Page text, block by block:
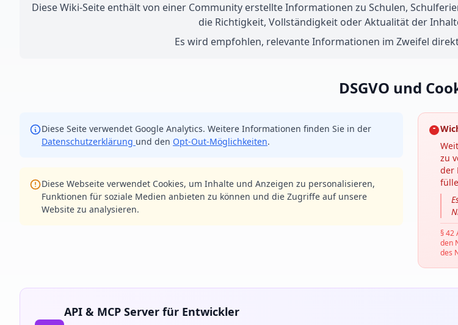
Diese Wiki-Seite enthält von einer Community erstellte Informationen zu Schulen,
die Richtigkeit, Vollständigkeit oder Aktualität der
Es wird empfohlen, relevante Informationen im Zweifel
DSGVO und
Diese Seite verwendet Google Analytics. Weitere Informationen finden Sie in der
Datenschutzerklärung und den Opt-Out-Möglichkeiten.
Diese Webseite verwendet Cookies, um Inhalte und Anzeigen zu personalisieren,
Funktionen für soziale Medien anbieten zu können und die Zugriffe auf unsere
Website zu analysieren.
zu
der
§ 42
den
des
API & MCP Server für Entwickler